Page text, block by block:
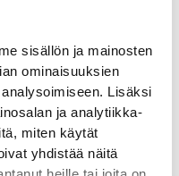
sisällön ja mainosten
ominaisuuksien
Lisäksi
ja analytiikka-
miten käytät
yhdistää näitä
voi antaa ilman
Muuttovalmiin
pohjaratkaisun,
Kustannukset